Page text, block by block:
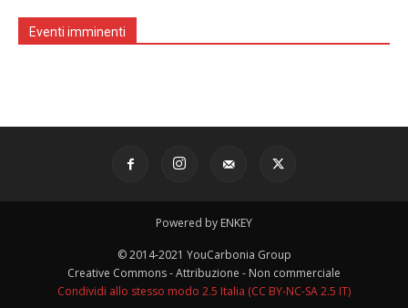
Eventi imminenti
Powered by ENKEY
© 2014-2021 YouCarbonia Group
Creative Commons - Attribuzione - Non commerciale
Condividi allo stesso modo 2.5 Italia (CC BY-NC-SA 2.5 IT)